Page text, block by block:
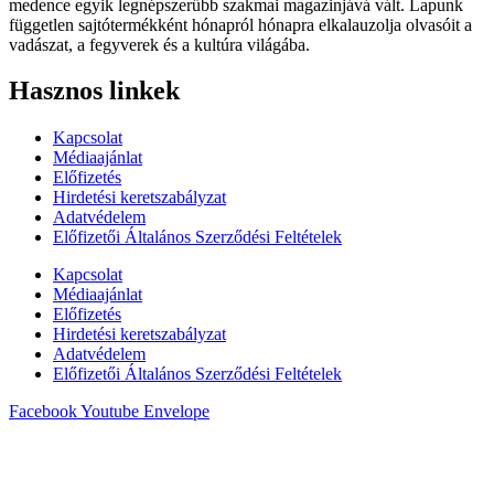
medence egyik legnépszerűbb szakmai magazinjává vált. Lapunk
független sajtótermékként hónapról hónapra elkalauzolja olvasóit a
vadászat, a fegyverek és a kultúra világába.
Hasznos linkek
Kapcsolat
Médiaajánlat
Előfizetés
Hirdetési keretszabályzat
Adatvédelem
Előfizetői Általános Szerződési Feltételek
Kapcsolat
Médiaajánlat
Előfizetés
Hirdetési keretszabályzat
Adatvédelem
Előfizetői Általános Szerződési Feltételek
FacebookYoutube Envelope